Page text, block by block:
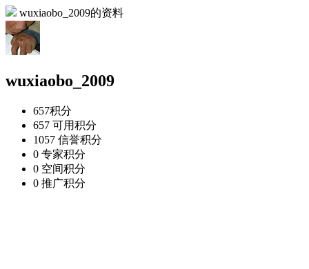
wuxiaobo_2009的资料
wuxiaobo_2009
657积分
657 可用积分
1057 信誉积分
0 专家积分
0 空间积分
0 推广积分